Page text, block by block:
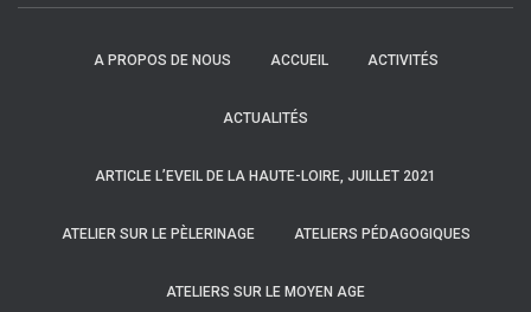
A PROPOS DE NOUS ACCUEIL ACTIVITÉS
ACTUALITÉS
ARTICLE L’EVEIL DE LA HAUTE-LOIRE, JUILLET 2021
ATELIER SUR LE PÈLERINAGE ATELIERS PÉDAGOGIQUES
ATELIERS SUR LE MOYEN AGE